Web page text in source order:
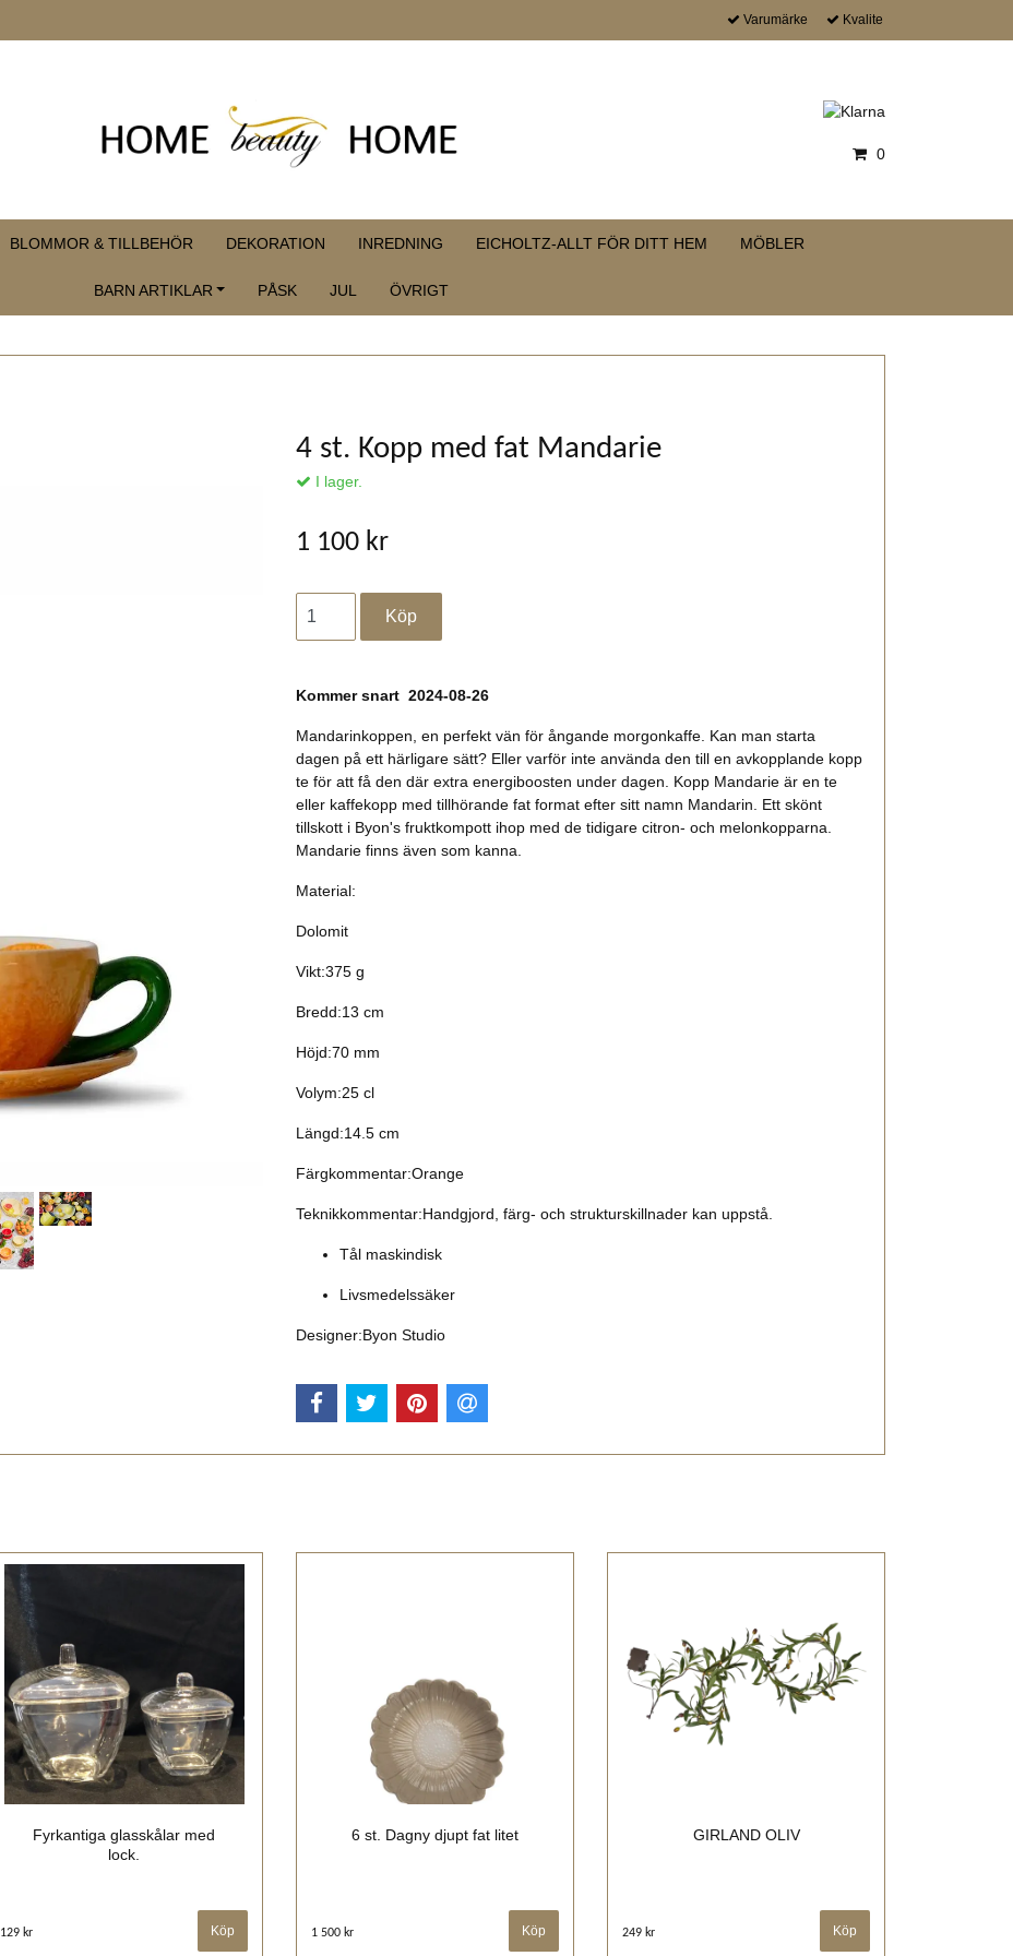
Varumärke Kvalite
0
BLOMMOR & TILLBEHÖR DEKORATION INREDNING EICHOLTZ-ALLT FÖR DITT HEM MÖBLER
BARN ARTIKLAR PÅSK JUL ÖVRIGT
4 st. Kopp med fat Mandarie
I lager.
1 100 kr
Kommer snart 2024-08-26
Mandarinkoppen, en perfekt vän för ångande morgonkaffe. Kan man starta
dagen på ett härligare sätt? Eller varför inte använda den till en avkopplande kopp
te för att få den där extra energiboosten under dagen. Kopp Mandarie är en te
eller kaffekopp med tillhörande fat format efter sitt namn Mandarin. Ett skönt
tillskott i Byon's fruktkompott ihop med de tidigare citron- och melonkopparna.
Mandarie finns även som kanna.
Material:
Dolomit
Vikt:375 g
Bredd:13 cm
Höjd:70 mm
Volym:25 cl
Längd:14.5 cm
Färgkommentar:Orange
Teknikkommentar:Handgjord, färg- och strukturskillnader kan uppstå.
Tål maskindisk
Livsmedelssäker
Designer:Byon Studio
Fyrkantiga glasskålar med
lock.
129 kr Köp
6 st. Dagny djupt fat litet
1 500 kr
GIRLAND OLIV
249 kr